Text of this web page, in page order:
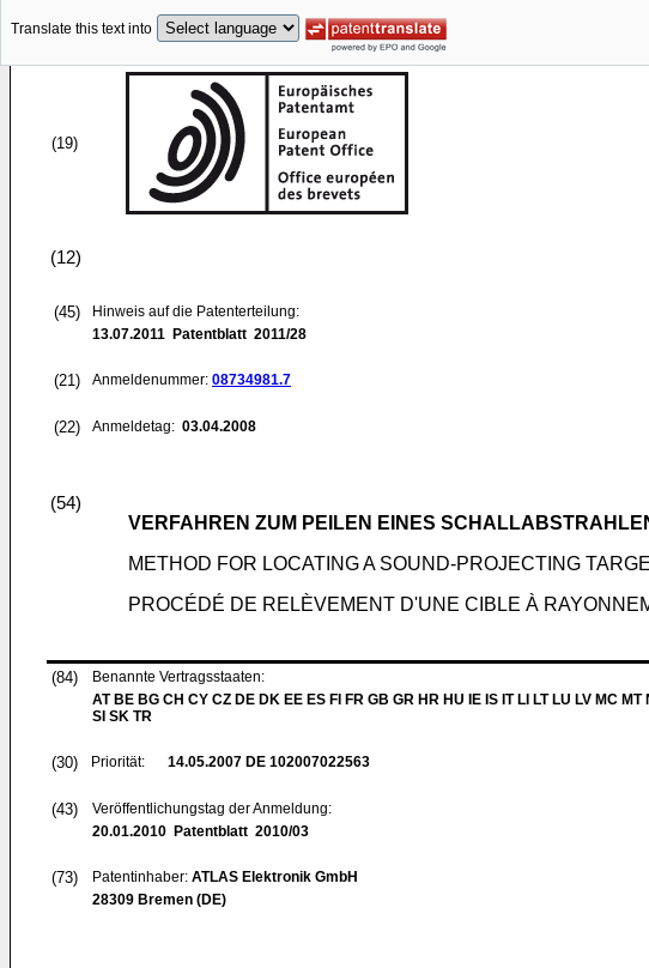
Translate this text into
(19)
(12)
(45)
Hinweis auf die Patenterteilung:
13.07.2011 Patentblatt 2011/28
(21) Anmeldenummer: 08734981.7
(22) Anmeldetag: 03.04.2008
(54)
VERFAHREN ZUM PEILEN EINES
METHOD FOR LOCATING A SOUND-PROJECTING
PROCÉDÉ DE RELÈVEMENT D'UNE CIBLE À
(84)
Benannte Vertragsstaaten:
AT BE BG CH CY CZ DE DK EE ES FI FR GB GR HR HU IE IS IT LI LT LU LV MC MT
SI SK TR
(30) Priorität: 14.05.2007 DE 102007022563
(43)
Veröffentlichungstag der Anmeldung:
20.01.2010 Patentblatt 2010/03
(73) Patentinhaber: ATLAS Elektronik GmbH
28309 Bremen (DE)